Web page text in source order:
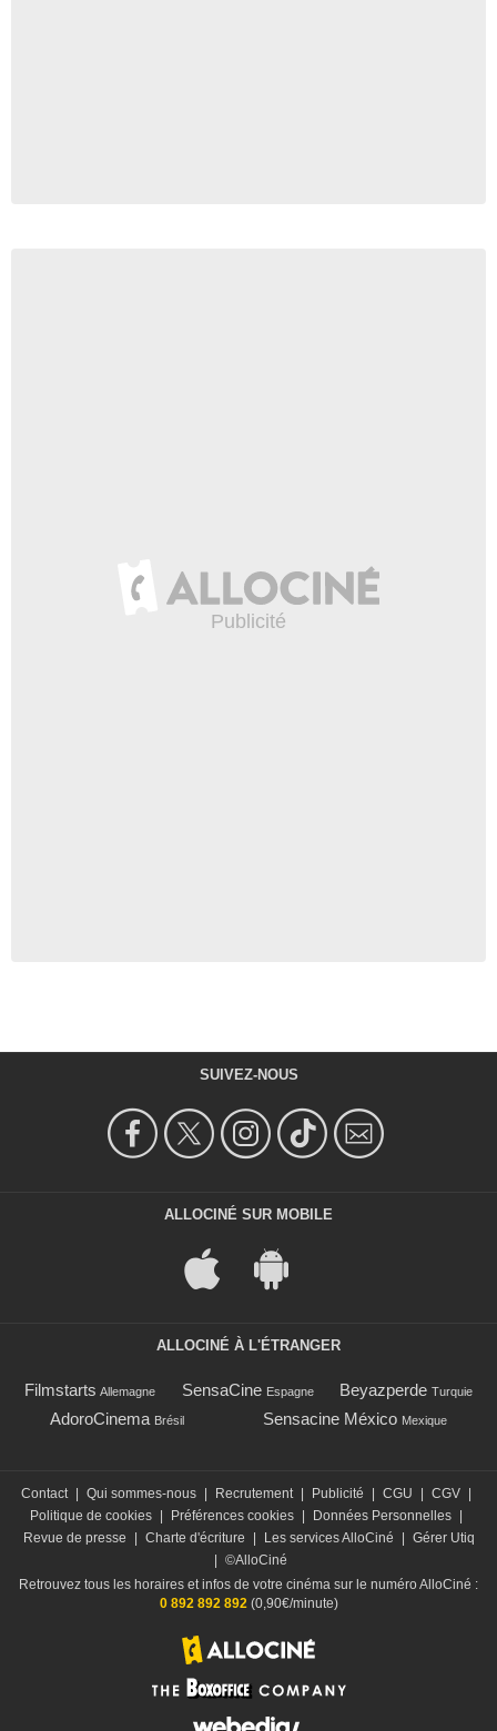
SUIVEZ-NOUS
ALLOCINÉ SUR MOBILE
ALLOCINÉ À L'ÉTRANGER
Filmstarts Allemagne SensaCine Espagne Beyazperde Turquie
AdoroCinema Brésil Sensacine México Mexique
Contact | Qui sommes-nous | Recrutement | Publicité | CGU | CGV |
Politique de cookies | Préférences cookies | Données Personnelles |
Revue de presse
| Charte d'écriture | Les services AlloCiné | Gérer Utiq
| ©AlloCiné
Retrouvez tous les horaires et infos de votre cinéma sur le numéro AlloCiné :
0 892 892 892 (0,90€/minute)